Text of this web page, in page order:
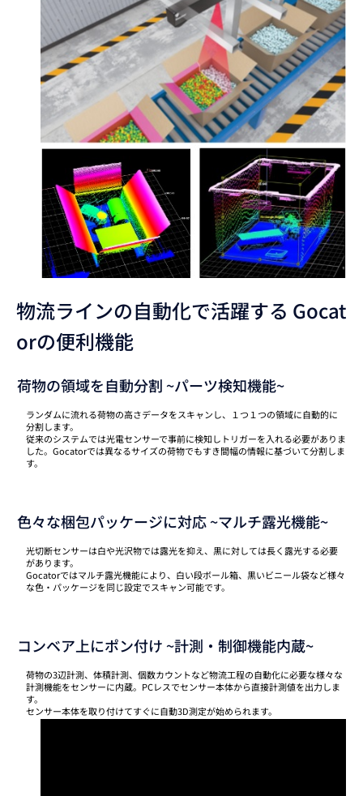
物流ラインの自動化で活躍する Gocat
orの便利機能
荷物の領域を自動分割 ~パーツ検知機能~
ランダムに流れる荷物の高さデータをスキャンし、１つ１つの領域に自動的に
分割します。
従来のシステムでは光電センサーで事前に検知しトリガーを入れる必要がありま
した。Gocatorでは異なるサイズの荷物でもすき間幅の情報に基づいて分割しま
す。
色々な梱包パッケージに対応 ~マルチ露光機能~
光切断センサーは白や光沢物では露光を抑え、黒に対しては長く露光する必要
があります。
Gocatorではマルチ露光機能により、白い段ボール箱、黒いビニール袋など様々
な色・パッケージを同じ設定でスキャン可能です。
コンベア上にポン付け ~計測・制御機能内蔵~
荷物の3辺計測、体積計測、個数カウントなど物流工程の自動化に必要な様々な
計測機能をセンサーに内蔵。PCレスでセンサー本体から直接計測値を出力しま
す。
センサー本体を取り付けてすぐに自動3D測定が始められます。